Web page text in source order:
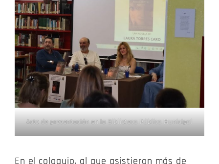
Acto de presentación en la Biblioteca Pública Municipal
En el coloquio, al que asistieron más de